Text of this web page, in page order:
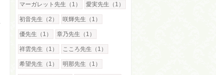
マーガレット先生（1） 愛実先生（1）
初音先生（2） 咲輝先生（1）
優先生（1） 章乃先生（1）
祥雲先生（1） こころ先生（1）
希望先生（1） 明那先生（1）